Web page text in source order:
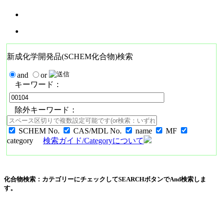
新成化学開発品(SCHEM化合物)検索
and
or
キーワード：
除外キーワード：
SCHEM No. CAS/MDL No. name
MF
category
検索ガイド/Categoryについて
化合物検索：カテゴリーにチェックしてSEARCHボタンでAnd検索しま
す。